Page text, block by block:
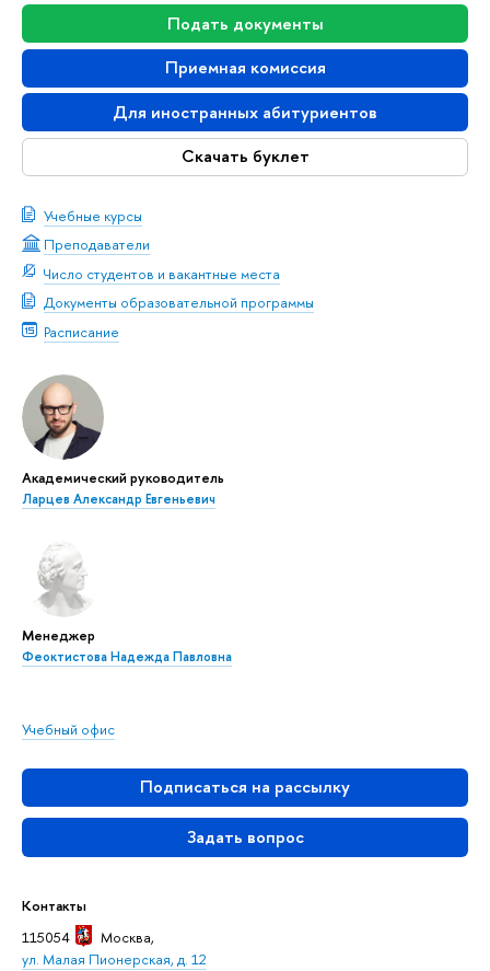
Подать документы
Приемная комиссия
Для иностранных абитуриентов
Скачать буклет
Учебные курсы
Преподаватели
Число студентов и вакантные места
Документы образовательной программы
Расписание
Академический руководитель
Ларцев Александр Евгеньевич
Менеджер
Феоктистова Надежда Павловна
Учебный офис
Подписаться на рассылку
Задать вопрос
Контакты
115054
Москва,
ул. Малая Пионерская, д. 12